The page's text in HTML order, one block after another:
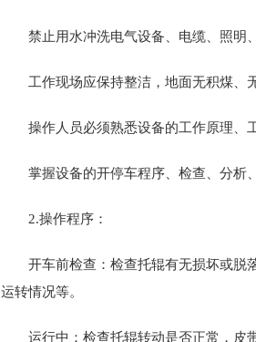
禁止用水冲洗电气设备、电缆、照明
工作现场应保持整洁，地面无积煤、
操作人员必须熟悉设备的工作原理、
掌握设备的开停车程序、检查、分析
2.操作程序‌：
开车前检查‌：检查托辊有无损坏或脱
运转情况等。‌
运行中‌：检查托辊转动是否正常，皮